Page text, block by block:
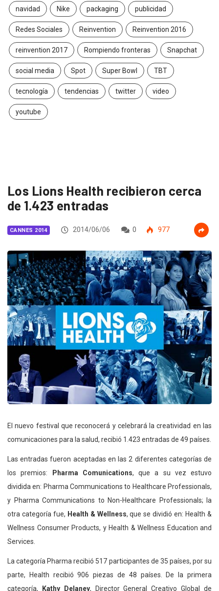
navidad Nike packaging publicidad
Redes Sociales Reinvention Reinvention 2016
reinvention 2017 Rompiendo fronteras Snapchat
social media Spot Super Bowl TBT
tecnología tendencias twitter video
youtube
Los Lions Health recibieron cerca
de 1.423 entradas
CANNES 2014 2014/06/06 0 977
El nuevo festival que reconocerá y celebrará la creatividad en las
comunicaciones para la salud, recibió 1.423 entradas de 49 países.
Las entradas fueron aceptadas en las 2 diferentes categorías de
los premios:
Pharma Comunications, que a su vez estuvo
dividida en: Pharma Communications to Healthcare Professionals,
y Pharma Communications to Non-Healthcare Professionals; la
otra categoría fue, Health & Wellness, que se dividió en: Health &
Wellness Consumer Products, y Health & Wellness Education and
Services.
La categoría Pharma recibió 517 participantes de 35 países, por su
parte, Health recibió 906 piezas de 48 países. De la primera
categoría,
Kathy Delaney, Director General Creativo Global de